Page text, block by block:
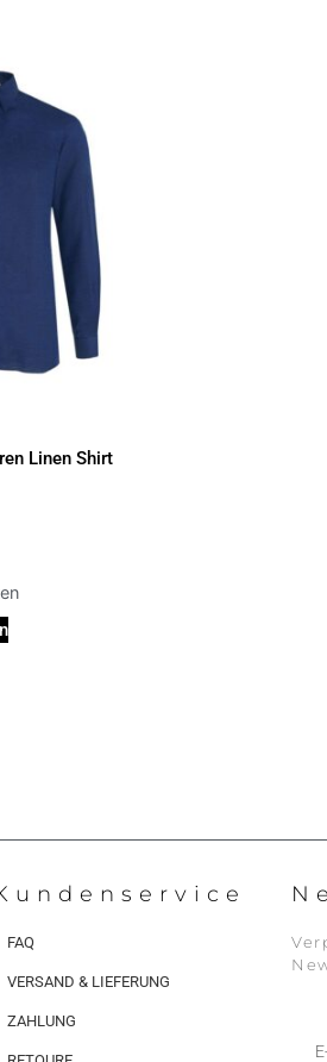
Linen Shirt
FAQ
VERSAND & LIEFERUNG
ZAHLUNG